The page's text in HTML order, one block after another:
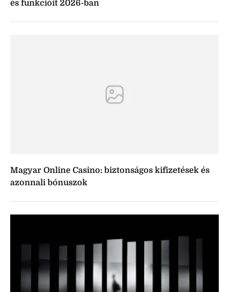
és funkcióit 2026-ban
Magyar Online Casino: biztonságos kifizetések és
azonnali bónuszok